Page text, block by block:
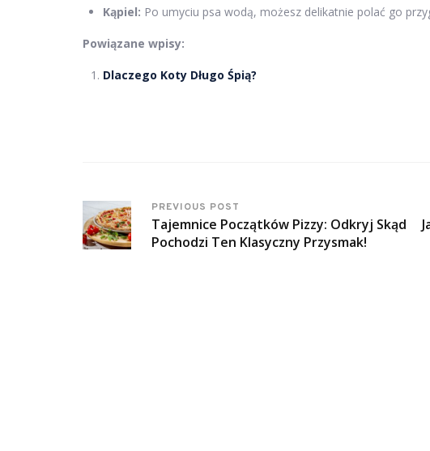
Kąpiel: Po umyciu psa wodą, możesz delikatnie polać go
Powiązane wpisy:
Dlaczego Koty Długo Śpią?
PREVIOUS POST
Tajemnice Początków Pizzy: Odkryj Skąd
Pochodzi Ten Klasyczny Przysmak!